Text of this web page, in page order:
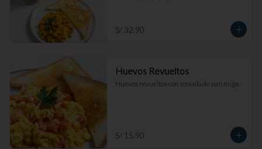
S/ 32.90
Huevos Revueltos
Huevos revueltos con tostada de pan miga.
S/ 15.90